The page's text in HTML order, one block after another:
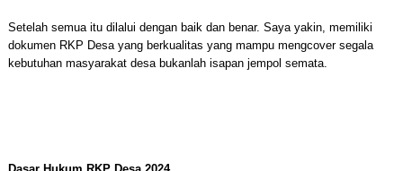
Setelah semua itu dilalui dengan baik dan benar. Saya yakin, memiliki
dokumen RKP Desa yang berkualitas yang mampu mengcover segala
kebutuhan masyarakat desa bukanlah isapan jempol semata.